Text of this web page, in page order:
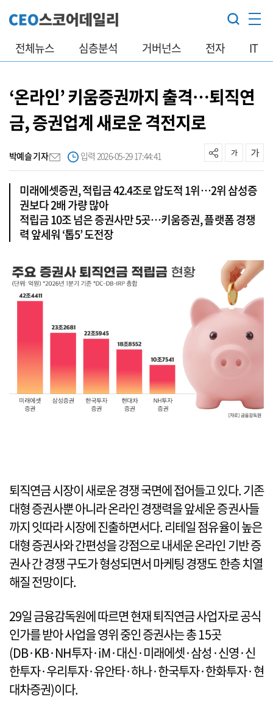
전체뉴스 심층분석 거버넌스 전자 IT
‘온라인’ 키움증권까지 출격…퇴직연
금, 증권업계 새로운 격전지로
박예슬 기자 입력 2026-05-29 17:44:41
미래에셋증권, 적립금 42.4조로 압도적 1위…2위 삼성증
권보다 2배 가량 많아
적립금 10조 넘은 증권사만 5곳…키움증권, 플랫폼 경쟁
력 앞세워 ‘톱5’ 도전장
퇴직연금 시장이 새로운 경쟁 국면에 접어들고 있다. 기존
대형 증권사뿐 아니라 온라인 경쟁력을 앞세운 증권사들
까지 잇따라 시장에 진출하면서다. 리테일 점유율이 높은
대형 증권사와 간편성을 강점으로 내세운 온라인 기반 증
권사 간 경쟁 구도가 형성되면서 마케팅 경쟁도 한층 치열
해질 전망이다.
29일 금융감독원에 따르면 현재 퇴직연금 사업자로 공식
인가를 받아 사업을 영위 중인 증권사는 총 15곳
(DB·KB·NH투자·iM·대신·미래에셋·삼성·신영·신
한투자·우리투자·유안타·하나·한국투자·한화투자·현
대차증권)이다.